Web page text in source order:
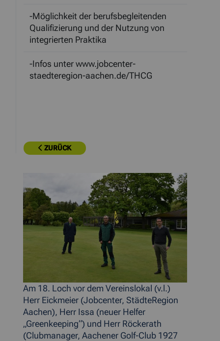
-Möglichkeit der berufsbegleitenden
Qualifizierung und der Nutzung von
integrierten Praktika
-Infos unter www.jobcenter-
staedteregion-aachen.de/THCG
ZURÜCK
Am 18. Loch vor dem Vereinslokal (v.l.)
Herr Eickmeier (Jobcenter, StädteRegion
Aachen), Herr Issa (neuer Helfer
„Greenkeeping“) und Herr Röckerath
(Clubmanager, Aachener Golf-Club 1927